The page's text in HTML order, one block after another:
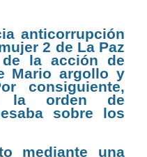
anticorrupción
2 de La Paz
la acción de
Mario argollo y
consiguiente,
la orden de
sobre los
mediante una